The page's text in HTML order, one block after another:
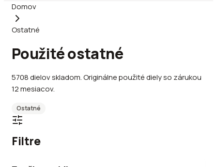
Domov
Ostatné
Použité ostatné
5708dielovskladom.Originálne použité diely so zárukou
12 mesiacov.
Ostatné
Filtre